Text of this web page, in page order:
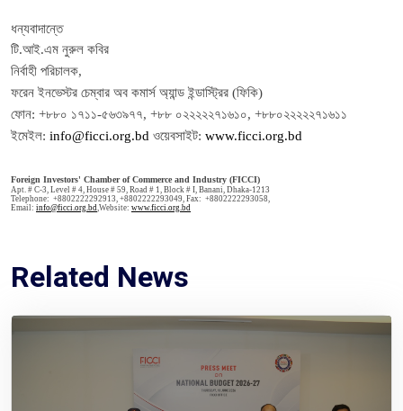
ধন্যবাদান্তে
টি.আই.এম নুরুল কবির
নির্বাহী পরিচালক,
ফরেন ইনভেস্টর চেম্বার অব কমার্স অ্যান্ড ইন্ডাস্ট্রির (ফিকি)
ফোন: +৮৮০ ১৭১১-৫৬৩৯৭৭, +৮৮ ০২২২২২৭১৬১০, +৮৮০২২২২২৭১৬১১
ইমেইল: info@ficci.org.bd ওয়েবসাইট: www.ficci.org.bd
Foreign Investors' Chamber of Commerce and Industry (FICCI)
Apt. # C-3, Level # 4, House # 59, Road # 1, Block # I, Banani, Dhaka-1213
Telephone: +8802222292913, +8802222293049, Fax: +8802222293058,
Email: info@ficci.org.bd,Website: www.ficci.org.bd
Related News